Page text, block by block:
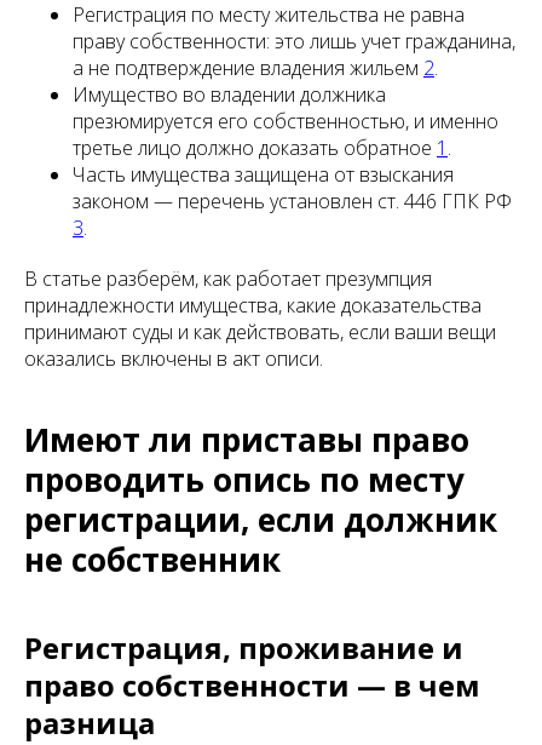
Регистрация по месту жительства не равна
праву собственности: это лишь учет гражданина,
а не подтверждение владения жильем 2.
Имущество во владении должника
презюмируется его собственностью, и именно
третье лицо должно доказать обратное 1 .
Часть имущества защищена от взыскания
законом — перечень установлен ст. 446 ГПК РФ
3.
В статье разберём, как работает презумпция
принадлежности имущества, какие доказательства
принимают суды и как действовать, если ваши вещи
оказались включены в акт описи.
Имеют ли приставы право
проводить опись по месту
регистрации, если должник
не собственник
Регистрация, проживание и
право собственности — в чем
разница